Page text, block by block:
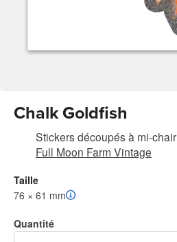
Chalk Goldfish
Stickers découpés à mi-chair
Full Moon Farm Vintage
Taille
76 × 61 mm
Quantité